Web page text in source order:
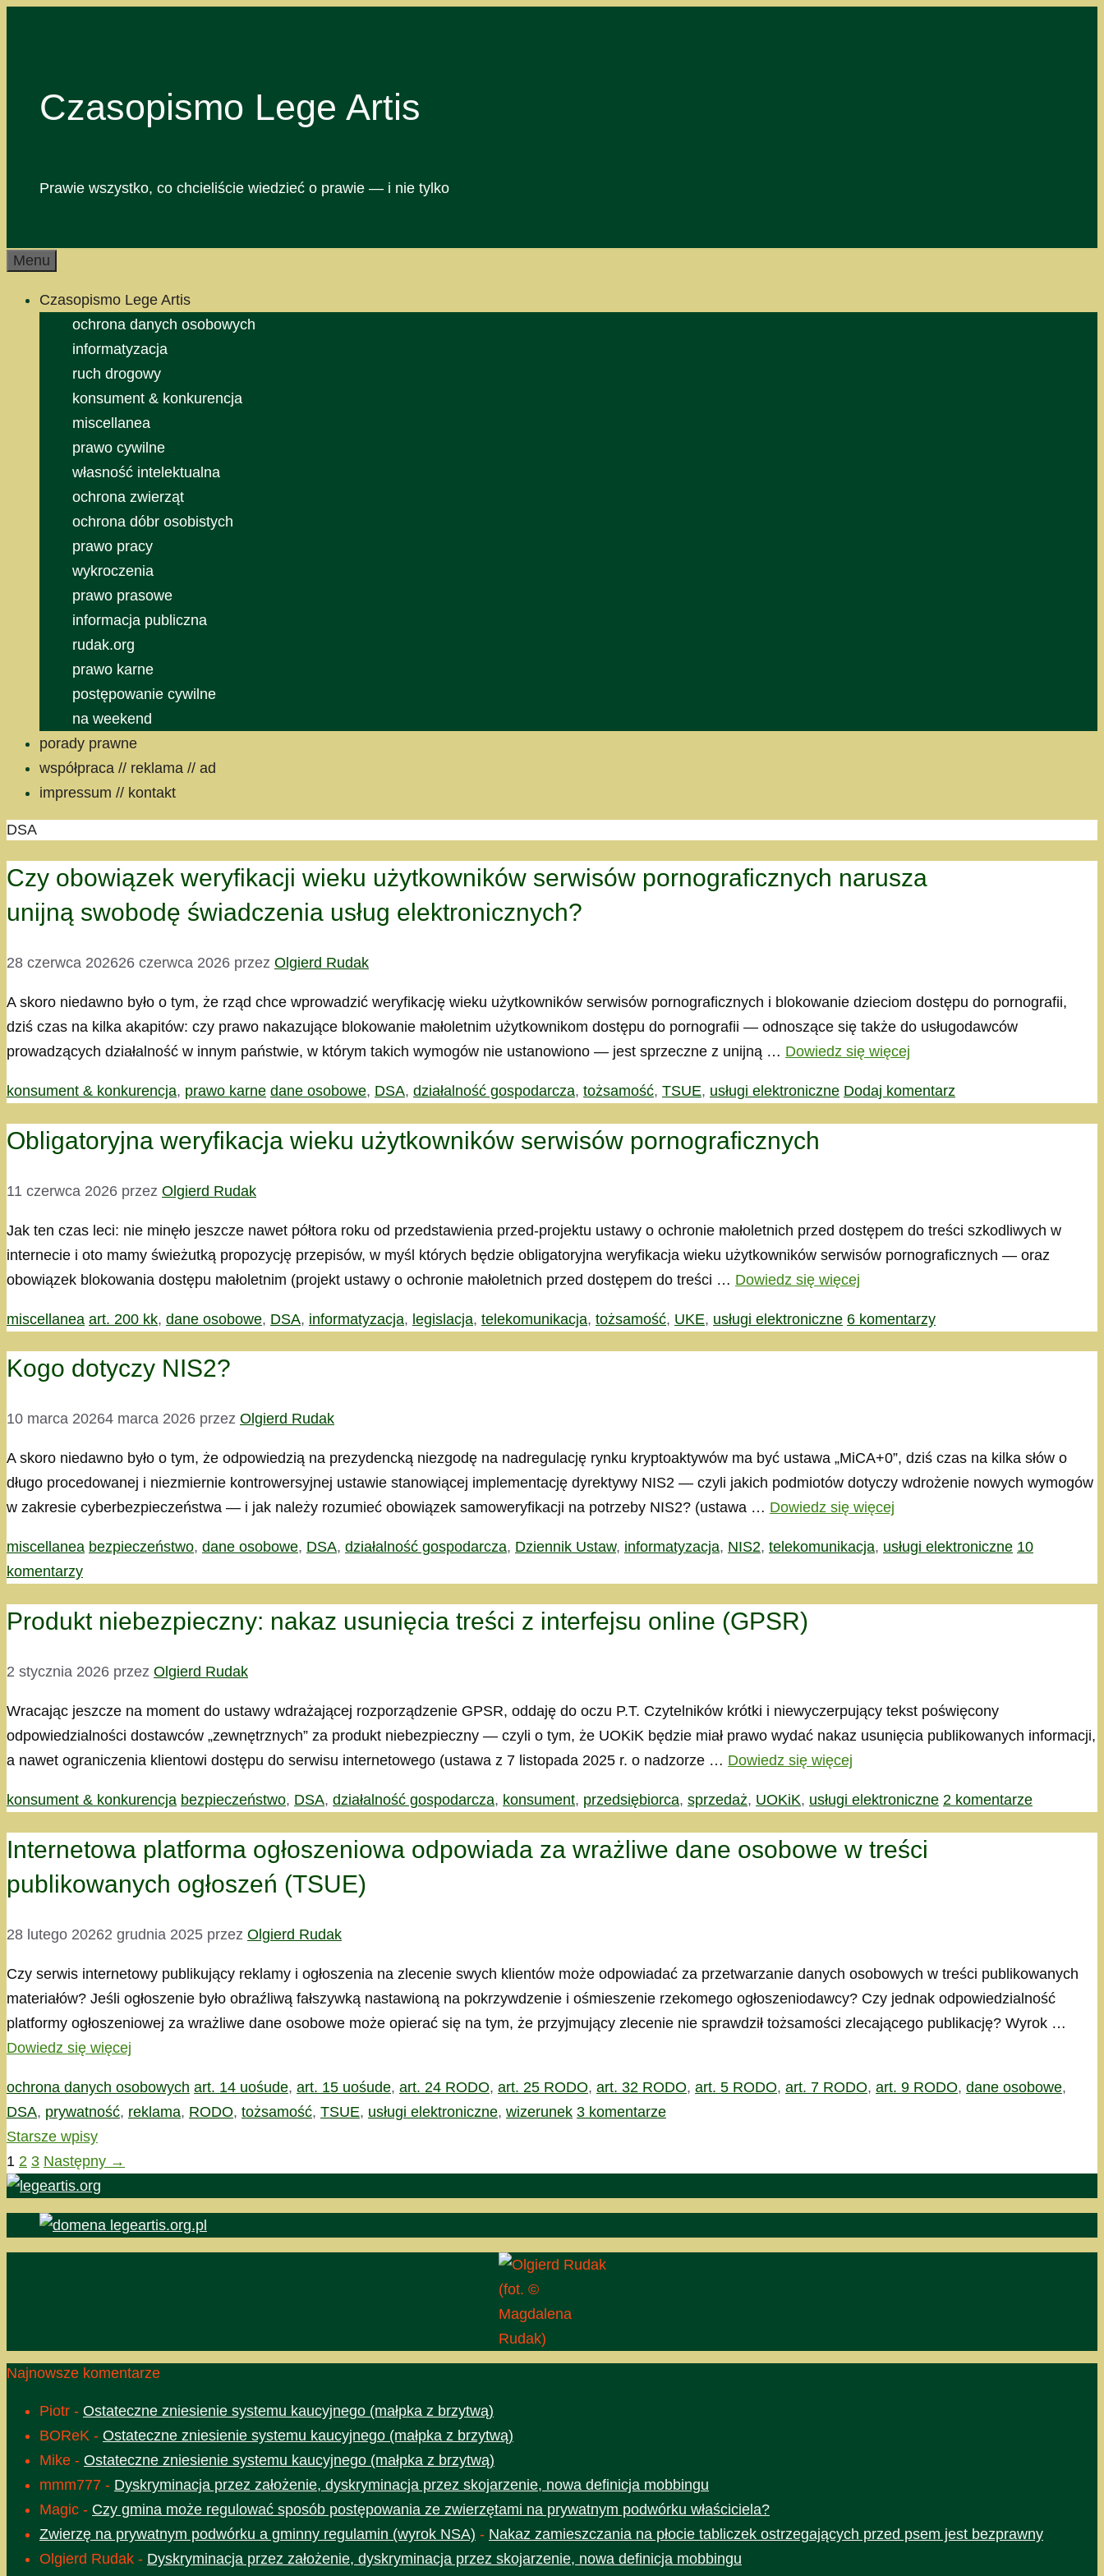
Czasopismo Lege Artis
Prawie wszystko, co chcieliście wiedzieć o prawie — i nie tylko
Menu
Czasopismo Lege Artis
ochrona danych osobowych
informatyzacja
ruch drogowy
konsument & konkurencja
miscellanea
prawo cywilne
własność intelektualna
ochrona zwierząt
ochrona dóbr osobistych
prawo pracy
wykroczenia
prawo prasowe
informacja publiczna
rudak.org
prawo karne
postępowanie cywilne
na weekend
porady prawne
współpraca // reklama // ad
impressum // kontakt
DSA
Czy obowiązek weryfikacji wieku użytkowników serwisów pornograficznych narusza
unijną swobodę świadczenia usług elektronicznych?
28 czerwca 202626 czerwca 2026 przez Olgierd Rudak
A skoro niedawno było o tym, że rząd chce wprowadzić weryfikację wieku użytkowników serwisów pornograficznych i blokowanie dzieciom dostępu do pornografii,
dziś czas na kilka akapitów: czy prawo nakazujące blokowanie małoletnim użytkownikom dostępu do pornografii — odnoszące się także do usługodawców
prowadzących działalność w innym państwie, w którym takich wymogów nie ustanowiono — jest sprzeczne z unijną … Dowiedz się więcej
Kategorie
konsument & konkurencja, prawo karne Tagi
dane osobowe, DSA, działalność gospodarcza, tożsamość, TSUE, usługi elektroniczne Dodaj komentarz
Obligatoryjna weryfikacja wieku użytkowników serwisów pornograficznych
11 czerwca 2026 przez Olgierd Rudak
Jak ten czas leci: nie minęło jeszcze nawet półtora roku od przedstawienia przed-projektu ustawy o ochronie małoletnich przed dostępem do treści szkodliwych w
internecie i oto mamy świeżutką propozycję przepisów, w myśl których będzie obligatoryjna weryfikacja wieku użytkowników serwisów pornograficznych — oraz
obowiązek blokowania dostępu małoletnim (projekt ustawy o ochronie małoletnich przed dostępem do treści … Dowiedz się więcej
Kategorie
miscellanea Tagi
art. 200 kk, dane osobowe, DSA, informatyzacja, legislacja, telekomunikacja, tożsamość, UKE, usługi elektroniczne 6 komentarzy
Kogo dotyczy NIS2?
10 marca 20264 marca 2026 przez Olgierd Rudak
A skoro niedawno było o tym, że odpowiedzią na prezydencką niezgodę na nadregulację rynku kryptoaktywów ma być ustawa „MiCA+0”, dziś czas na kilka słów o
długo procedowanej i niezmiernie kontrowersyjnej ustawie stanowiącej implementację dyrektywy NIS2 — czyli jakich podmiotów dotyczy wdrożenie nowych wymogów
w zakresie cyberbezpieczeństwa — i jak należy rozumieć obowiązek samoweryfikacji na potrzeby NIS2? (ustawa … Dowiedz się więcej
Kategorie
miscellanea Tagi
bezpieczeństwo, dane osobowe, DSA, działalność gospodarcza, Dziennik Ustaw, informatyzacja, NIS2, telekomunikacja, usługi elektroniczne 10
komentarzy
Produkt niebezpieczny: nakaz usunięcia treści z interfejsu online (GPSR)
2 stycznia 2026 przez Olgierd Rudak
Wracając jeszcze na moment do ustawy wdrażającej rozporządzenie GPSR, oddaję do oczu P.T. Czytelników krótki i niewyczerpujący tekst poświęcony
odpowiedzialności dostawców „zewnętrznych” za produkt niebezpieczny — czyli o tym, że UOKiK będzie miał prawo wydać nakaz usunięcia publikowanych informacji,
a nawet ograniczenia klientowi dostępu do serwisu internetowego (ustawa z 7 listopada 2025 r. o nadzorze … Dowiedz się więcej
Kategorie
konsument & konkurencja Tagi
bezpieczeństwo, DSA, działalność gospodarcza, konsument, przedsiębiorca, sprzedaż, UOKiK, usługi elektroniczne 2 komentarze
Internetowa platforma ogłoszeniowa odpowiada za wrażliwe dane osobowe w treści
publikowanych ogłoszeń (TSUE)
28 lutego 20262 grudnia 2025 przez Olgierd Rudak
Czy serwis internetowy publikujący reklamy i ogłoszenia na zlecenie swych klientów może odpowiadać za przetwarzanie danych osobowych w treści publikowanych
materiałów? Jeśli ogłoszenie było obraźliwą fałszywką nastawioną na pokrzywdzenie i ośmieszenie rzekomego ogłoszeniodawcy? Czy jednak odpowiedzialność
platformy ogłoszeniowej za wrażliwe dane osobowe może opierać się na tym, że przyjmujący zlecenie nie sprawdził tożsamości zlecającego publikację? Wyrok …
Dowiedz się więcej
Kategorie
ochrona danych osobowych Tagi
art. 14 uośude, art. 15 uośude, art. 24 RODO, art. 25 RODO, art. 32 RODO, art. 5 RODO, art. 7 RODO, art. 9 RODO, dane osobowe,
DSA, prywatność, reklama, RODO, tożsamość, TSUE, usługi elektroniczne, wizerunek 3 komentarze
Starsze wpisy
Strona
1 Strona
2 Strona
3 Następny →
(fot. ©
Magdalena
Rudak)
Najnowsze komentarze
Piotr - Ostateczne zniesienie systemu kaucyjnego (małpka z brzytwą)
BOReK - Ostateczne zniesienie systemu kaucyjnego (małpka z brzytwą)
Mike - Ostateczne zniesienie systemu kaucyjnego (małpka z brzytwą)
mmm777 - Dyskryminacja przez założenie, dyskryminacja przez skojarzenie, nowa definicja mobbingu
Magic - Czy gmina może regulować sposób postępowania ze zwierzętami na prywatnym podwórku właściciela?
Zwierzę na prywatnym podwórku a gminny regulamin (wyrok NSA) - Nakaz zamieszczania na płocie tabliczek ostrzegających przed psem jest bezprawny
Olgierd Rudak - Dyskryminacja przez założenie, dyskryminacja przez skojarzenie, nowa definicja mobbingu